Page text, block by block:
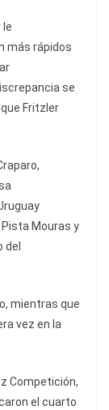
le
más rápidos
se
Fritzler
Mouras y
del
mientras que
vez en la
Competición,
el cuarto